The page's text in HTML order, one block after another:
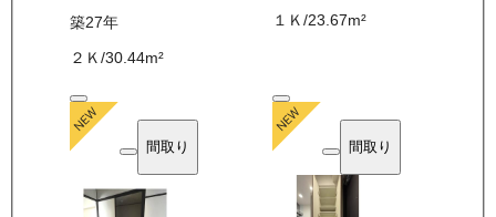
築27年
２Ｋ /30.44m²
１Ｋ/23.67m²
間取り 間取り